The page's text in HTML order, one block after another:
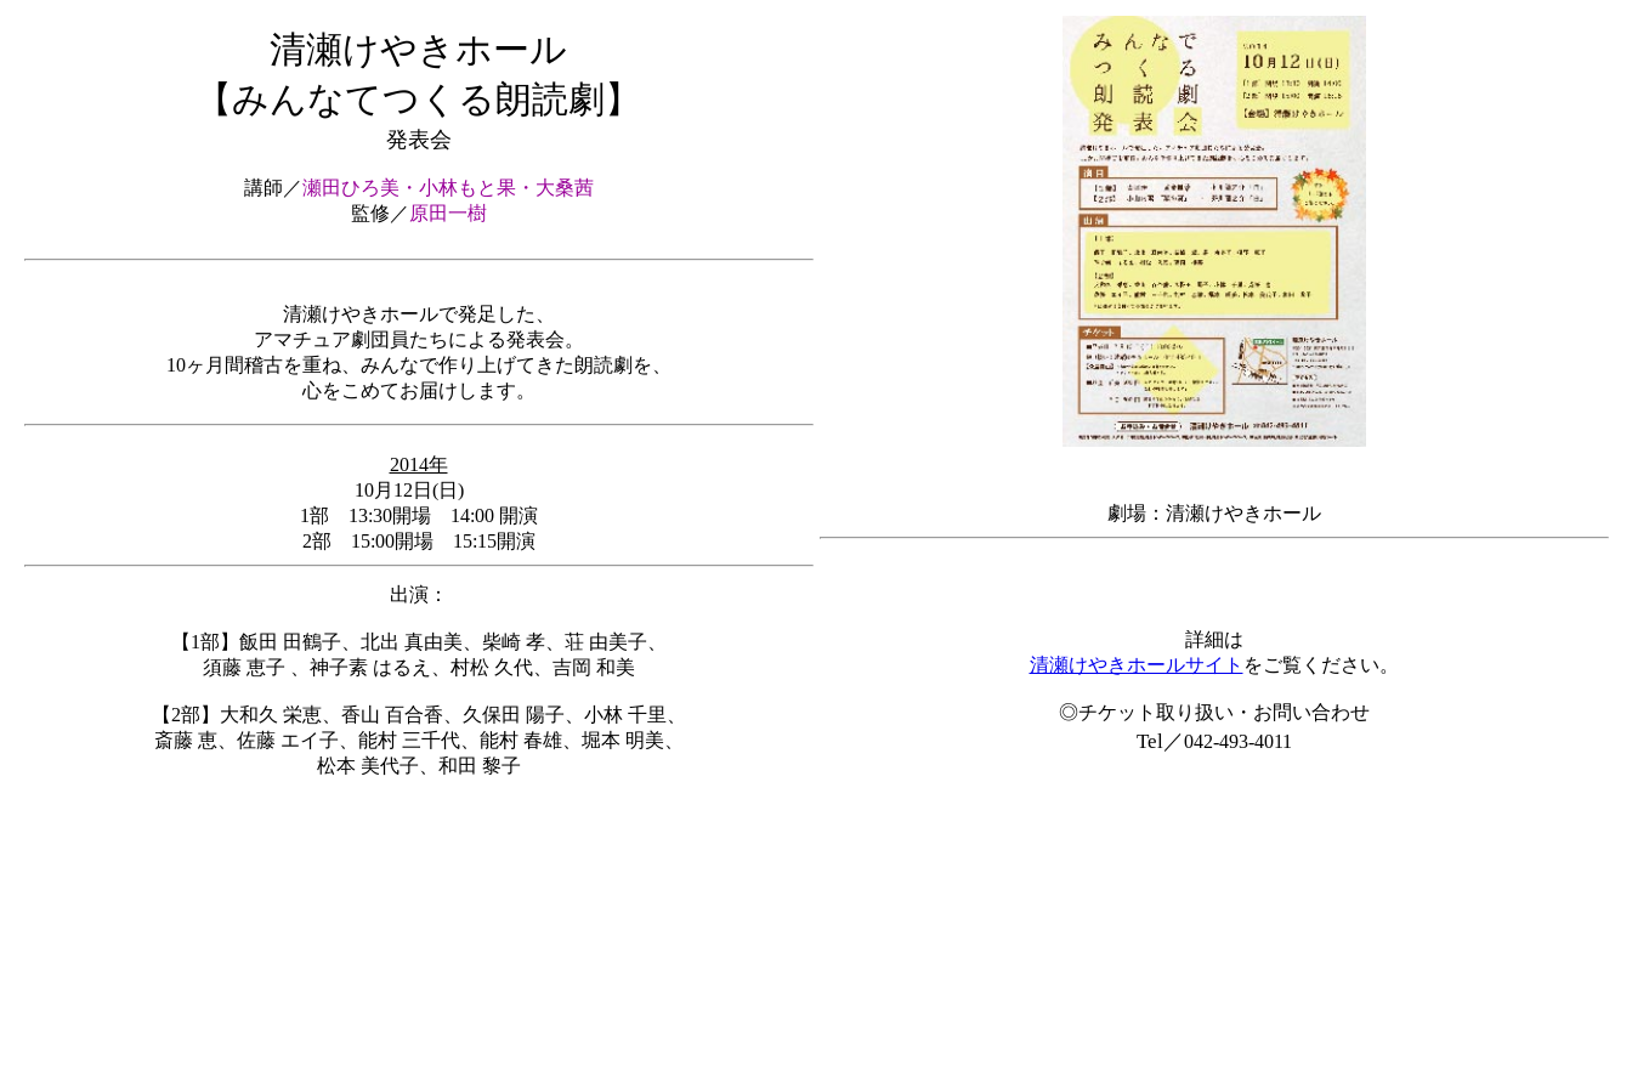
清瀬けやきホール
【みんなてつくる朗読劇】
発表会
講師／瀬田ひろ美・小林もと果・大桑茜
監修／ 原田一樹
清瀬けやきホールで発足した、
アマチュア劇団員たちによる発表会。
10ヶ月間稽古を重ね、みんなで作り上げてきた朗読劇を、
心をこめてお届けします。
2014年
10月12日(日)
1部 13:30開場 14:00 開演
2部 15:00開場 15:15開演
劇場：清瀬けやきホール
出演：
【1部】飯田 田鶴子、北出 真由美、柴崎 孝、荘 由美子、
須藤 恵子 、神子素 はるえ、村松 久代、吉岡 和美
【2部】大和久 栄恵、香山 百合香、久保田 陽子、小林 千里、
斎藤 恵、佐藤 エイ子、能村 三千代、能村 春雄、堀本 明美、
松本 美代子、和田 黎子
詳細は
清瀬けやきホールサイト をご覧ください。
◎チケット取り扱い・お問い合わせ
Tel／042-493-4011